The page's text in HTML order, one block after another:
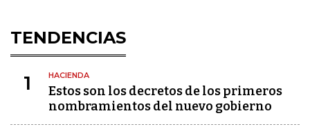
TENDENCIAS
1 HACIENDA
Estos son los decretos de los primeros
nombramientos del nuevo gobierno